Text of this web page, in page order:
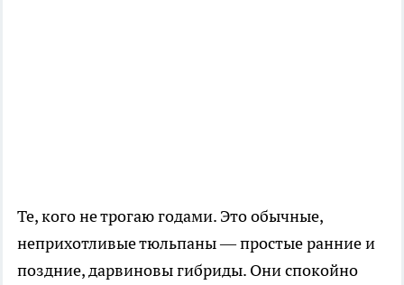
Те, кого не трогаю годами. Это обычные,
неприхотливые тюльпаны — простые ранние и
поздние, дарвиновы гибриды. Они спокойно